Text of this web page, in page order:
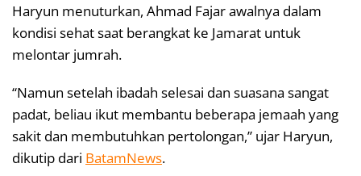
Haryun menuturkan, Ahmad Fajar awalnya dalam
kondisi sehat saat berangkat ke Jamarat untuk
melontar jumrah.
“Namun setelah ibadah selesai dan suasana sangat
padat, beliau ikut membantu beberapa jemaah yang
sakit dan membutuhkan pertolongan,” ujar Haryun,
dikutip dari BatamNews.